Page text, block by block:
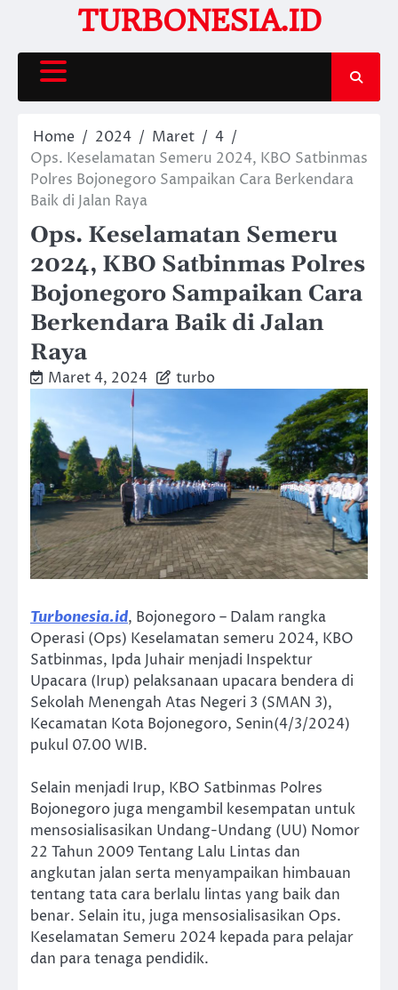
content
TURBONESIA.ID
Home 2024 Maret
4
Ops. Keselamatan Semeru 2024, KBO Satbinmas
Polres Bojonegoro Sampaikan Cara Berkendara
Baik di Jalan Raya
Ops. Keselamatan Semeru
2024, KBO Satbinmas Polres
Bojonegoro Sampaikan Cara
Berkendara Baik di Jalan
Raya
Maret 4, 2024 turbo
Turbonesia.id, Bojonegoro – Dalam rangka
Operasi (Ops) Keselamatan semeru 2024, KBO
Satbinmas, Ipda Juhair menjadi Inspektur
Upacara (Irup) pelaksanaan upacara bendera di
Sekolah Menengah Atas Negeri 3 (SMAN 3),
Kecamatan Kota Bojonegoro, Senin(4/3/2024)
pukul 07.00 WIB.
Selain menjadi Irup, KBO Satbinmas Polres
Bojonegoro juga mengambil kesempatan untuk
mensosialisasikan Undang-Undang (UU) Nomor
22 Tahun 2009 Tentang Lalu Lintas dan
angkutan jalan serta menyampaikan himbauan
tentang tata cara berlalu lintas yang baik dan
benar. Selain itu, juga mensosialisasikan Ops.
Keselamatan Semeru 2024 kepada para pelajar
dan para tenaga pendidik.